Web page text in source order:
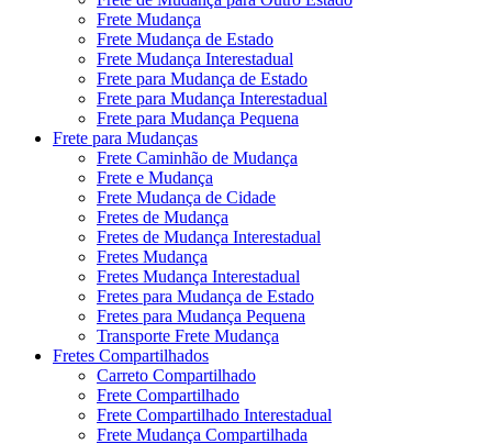
Frete Mudança
Frete Mudança de Estado
Frete Mudança Interestadual
Frete para Mudança de Estado
Frete para Mudança Interestadual
Frete para Mudança Pequena
Frete para Mudanças
Frete Caminhão de Mudança
Frete e Mudança
Frete Mudança de Cidade
Fretes de Mudança
Fretes de Mudança Interestadual
Fretes Mudança
Fretes Mudança Interestadual
Fretes para Mudança de Estado
Fretes para Mudança Pequena
Transporte Frete Mudança
Fretes Compartilhados
Carreto Compartilhado
Frete Compartilhado
Frete Compartilhado Interestadual
Frete Mudança Compartilhada